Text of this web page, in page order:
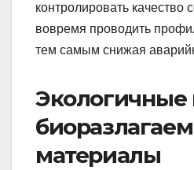
контролировать качество
вовремя проводить
тем самым снижая
Экологичные
материалы